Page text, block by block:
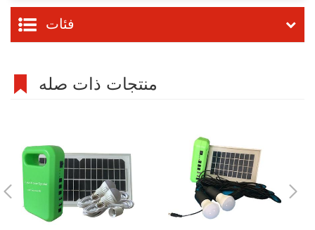
فئات
منتجات ذات صله